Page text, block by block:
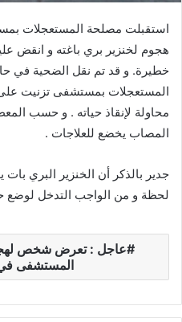
استقبلت مصلحة المستعجلات
هجوم لخنزير بري باغته و انقض
خطيرة. و قد تم نقل الضحية في
المستعجلات بمستشفى تزنيت
محاولة لإنقاذ حياته . و حسب
المصاب يخضع للعلاجات .
جدير بالذكر أن الخنزير البري
لحظة و من الواجب التدخل لوضع
عاجل : تعرض شخص
المستشفى